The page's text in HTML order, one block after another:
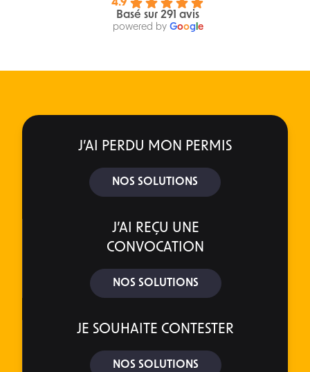
4.9
Basé sur 291 avis
powered by Google
J’AI PERDU MON PERMIS
NOS SOLUTIONS
J’AI REÇU UNE
CONVOCATION
NOS SOLUTIONS
JE SOUHAITE CONTESTER
NOS SOLUTIONS